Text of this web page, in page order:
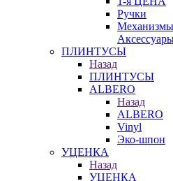
Ручки
ПЛИНТУСЫ
Назад
ПЛИНТУСЫ
ALBERO
Назад
ALBERO
Vinyl
Эко-шпон
УЦЕНКА
Назад
УЦЕНКА